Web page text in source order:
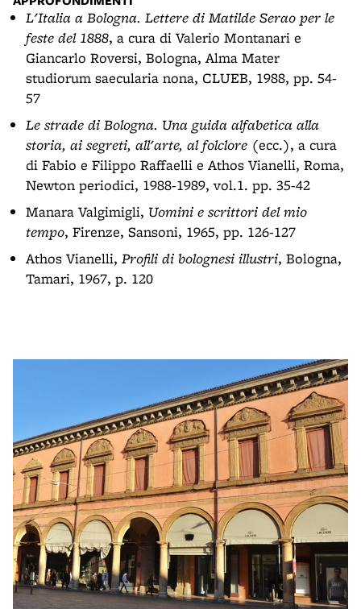
L'Italia a Bologna. Lettere di Matilde Serao per le
feste del 1888, a cura di Valerio Montanari e
Giancarlo Roversi, Bologna, Alma Mater
studiorum saecularia nona, CLUEB, 1988, pp. 54-
57
Le strade di Bologna. Una guida alfabetica alla
storia, ai segreti, all'arte, al folclore (ecc.), a cura
di Fabio e Filippo Raffaelli e Athos Vianelli, Roma,
Newton periodici, 1988-1989, vol.1. pp. 35-42
Manara Valgimigli, Uomini e scrittori del mio
tempo, Firenze, Sansoni, 1965, pp. 126-127
Athos Vianelli, Profili di bolognesi illustri, Bologna,
Tamari, 1967, p. 120